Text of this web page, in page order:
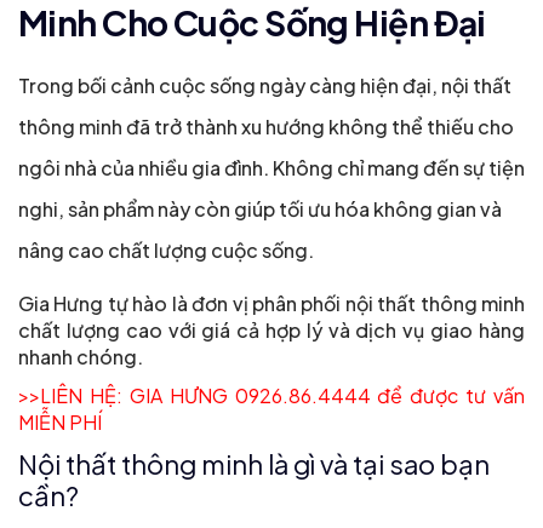
Minh Cho Cuộc Sống Hiện Đại
Trong bối cảnh cuộc sống ngày càng hiện đại, nội thất
thông minh đã trở thành xu hướng không thể thiếu cho
ngôi nhà của nhiều gia đình. Không chỉ mang đến sự tiện
nghi, sản phẩm này còn giúp tối ưu hóa không gian và
nâng cao chất lượng cuộc sống.
Gia Hưng tự hào là đơn vị phân phối nội thất thông minh
chất lượng cao với giá cả hợp lý và dịch vụ giao hàng
nhanh chóng.
>>LIÊN HỆ: GIA HƯNG 0926.86.4444 để được tư vấn
MIỄN PHÍ
Nội thất thông minh là gì và tại sao bạn
cần?